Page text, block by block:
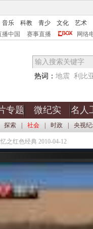
音乐 科教 青少 文化
艺术
播中国 赛事直播 网络
热词： 地震 利比
专题 微纪实 名人
探索 社会 时政 央视
之红色经典 2010-04-12